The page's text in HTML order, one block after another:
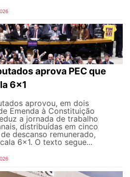
aprova PEC que
6x1
aprovou, em dois
Emenda à Constituição
a jornada de trabalho
distribuídas em cinco
descanso remunerado,
6x1. O texto segue...